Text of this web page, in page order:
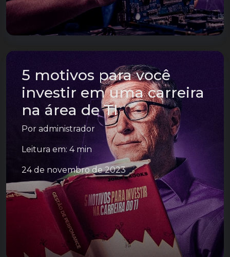
5 motivos para você
investir em uma carreira
na área de TI
Por administrador
Leitura em: 4 min
24 de novembro de 2023